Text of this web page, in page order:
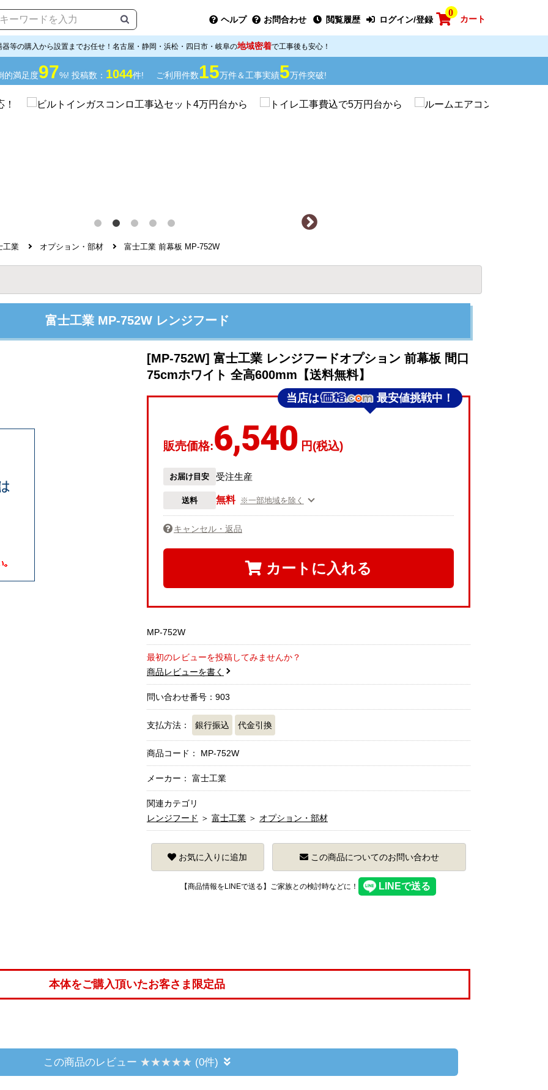
ヘルプ お問合わせ 閲覧履歴 ログイン/登録
0
カート
器等の購入から設置までお任せ！名古屋・静岡・浜松・四日市・岐阜の地域密着で工事後も安心！
的満足度97%! 投稿数： 1044件! ご利用件数15万件＆工事実績5万件突破!
工業 オプション・部材 富士工業 前幕板 MP-752W
富士工業 MP-752W レンジフード
[MP-752W] 富士工業 レンジフードオプション 前幕板 間口
75cmホワイト 全高600mm【送料無料】
当店は 最安値挑戦中！
販売価格:6,540 円(税込)
お届け目安 受注生産
送料 無料 ※一部地域を除く
キャンセル・返品
カートに入れる
MP-752W
最初のレビューを投稿してみませんか？
商品レビューを書く
問い合わせ番号：903
支払方法： 銀行振込 代金引換
商品コード： MP-752W
メーカー： 富士工業
関連カテゴリ
レンジフード ＞ 富士工業 ＞ オプション・部材
お気に入りに追加 この商品についてのお問い合わせ
【商品情報をLINEで送る】ご家族との検討時などに！
本体をご購入頂いたお客さま限定品
この商品のレビュー (0件)